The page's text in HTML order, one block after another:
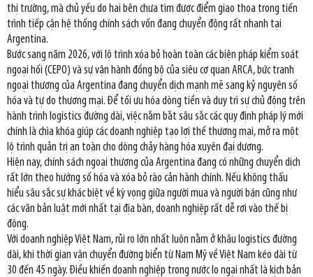
thị trường, mà chủ yếu do hai bên chưa tìm được điểm giao thoa trong tiến
trình tiếp cận hệ thống chính sách vốn đang chuyển động rất nhanh tại
Argentina.
Bước sang năm 2026, với lộ trình xóa bỏ hoàn toàn các biện pháp kiểm soát
ngoại hối (CEPO) và sự vận hành đồng bộ của siêu cơ quan ARCA, bức tranh
ngoại thương của Argentina đang chuyển dịch mạnh mẽ sang kỷ nguyên số
hóa và tự do thương mại. Để tối ưu hóa dòng tiền và duy trì sự chủ động trên
hành trình logistics đường dài, việc nắm bắt sâu sắc các quy định pháp lý mới
chính là chìa khóa giúp các doanh nghiệp tạo lợi thế thương mại, mở ra một
lộ trình quản trị an toàn cho dòng chảy hàng hóa xuyên đại dương.
Hiện nay, chính sách ngoại thương của Argentina đang có những chuyển dịch
rất lớn theo hướng số hóa và xóa bỏ rào cản hành chính. Nếu không thấu
hiểu sâu sắc sự khác biệt về kỳ vọng giữa người mua và người bán cũng như
các văn bản luật mới nhất tại địa bàn, doanh nghiệp rất dễ rơi vào thế bị
động.
Với doanh nghiệp Việt Nam, rủi ro lớn nhất luôn nằm ở khâu logistics đường
dài, khi thời gian vận chuyển đường biển từ Nam Mỹ về Việt Nam kéo dài từ
30 đến 45 ngày. Điều khiến doanh nghiệp trong nước lo ngại nhất là kịch bản